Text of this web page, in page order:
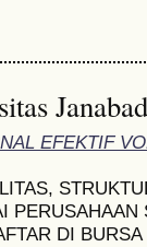
EFEKTIF
DI